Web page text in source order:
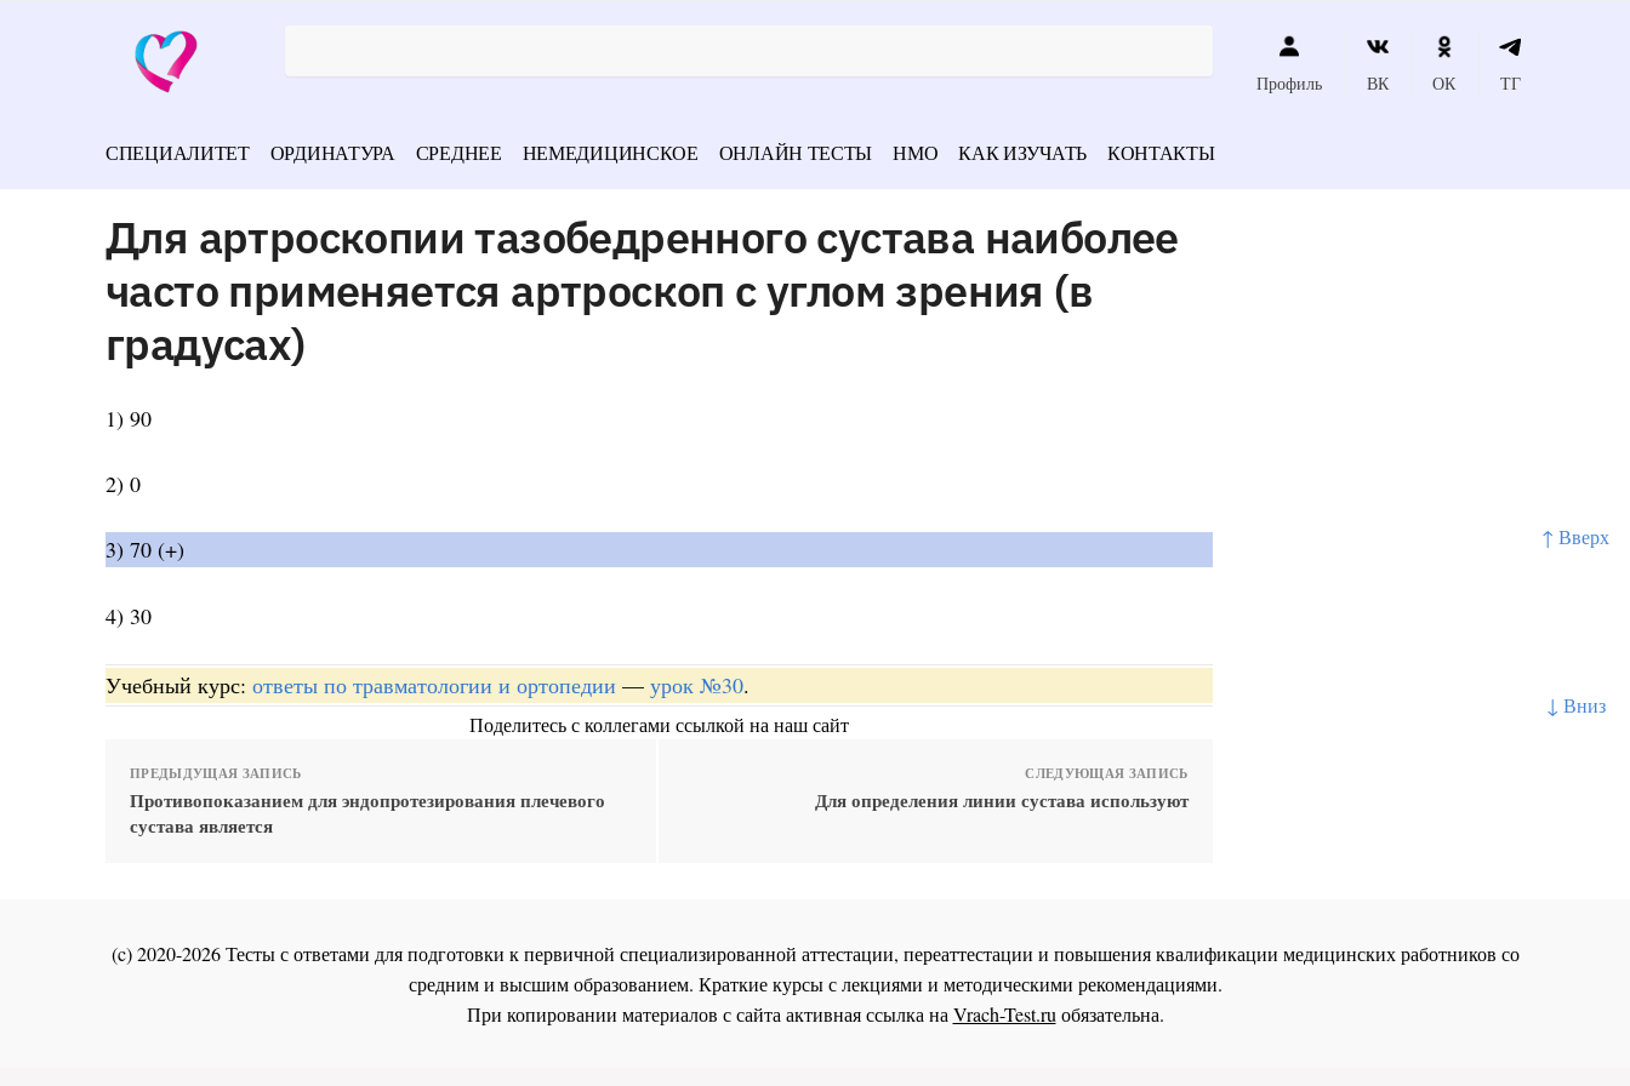
↑ Вверх
↓ Вниз
Профиль ВК ОК ТГ
СПЕЦИАЛИТЕТ ОРДИНАТУРА СРЕДНЕЕ НЕМЕДИЦИНСКОЕ ОНЛАЙН ТЕСТЫ НМО КАК ИЗУЧАТЬ КОНТАКТЫ
Для артроскопии тазобедренного сустава наиболее
часто применяется артроскоп с углом зрения (в
градусах)
1) 90
2) 0
3) 70 (+)
4) 30
Учебный курс: ответы по травматологии и ортопедии — урок №30.
Поделитесь с коллегами ссылкой на наш сайт
ПРЕДЫДУЩАЯ ЗАПИСЬ
Противопоказанием для эндопротезирования плечевого
сустава является
СЛЕДУЮЩАЯ ЗАПИСЬ
Для определения линии сустава используют
(c) 2020-2026 Тесты с ответами для подготовки к первичной специализированной аттестации, переаттестации и повышения квалификации медицинских работников со
средним и высшим образованием. Краткие курсы с лекциями и методическими рекомендациями.
При копировании материалов с сайта активная ссылка наVrach-Test.ruобязательна.